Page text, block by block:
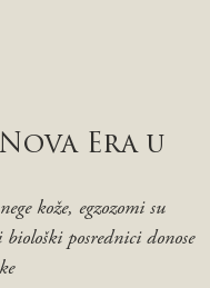
Era u
kože, egzozomi su
posrednici donose